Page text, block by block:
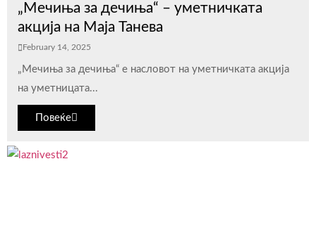
„Мечиња за дечиња“ – уметничката
акција на Маја Танева
February 14, 2025
„Мечиња за дечиња“ е насловот на уметничката акција
на уметницата...
Повеќе